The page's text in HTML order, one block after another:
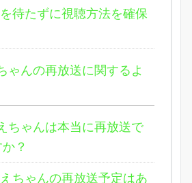
待たずに視聴方法を確保
ゃんの再放送に関するよ
ちゃんは本当に再放送で
？
ちゃんの再放送予定はあ